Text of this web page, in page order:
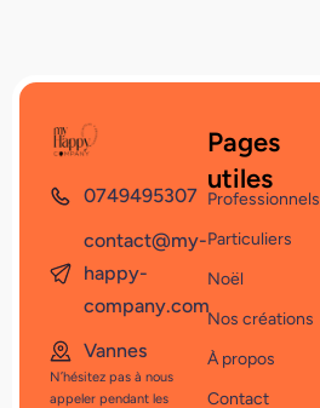
0749495307
contact@my-
happy-
company.com
Vannes
N’hésitez pas à nous
appeler pendant les
Pages
utiles
Professionnels
Particuliers
Noël
Nos créations
À propos
Contact